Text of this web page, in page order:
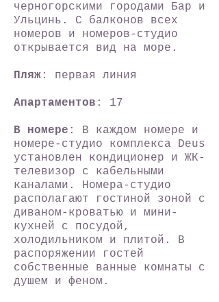
черногорскими городами Бар и
Ульцинь. С балконов всех
номеров и номеров-студио
открывается вид на море.
Пляж : первая линия
Апартаментов : 17
В номере : В каждом номере и
номере-студио комплекса Deus
установлен кондиционер и ЖК-
телевизор с кабельными
каналами. Номера-студио
располагают гостиной зоной с
диваном-кроватью и мини-
кухней с посудой,
холодильником и плитой. В
распоряжении гостей
собственные ванные комнаты с
душем и феном.